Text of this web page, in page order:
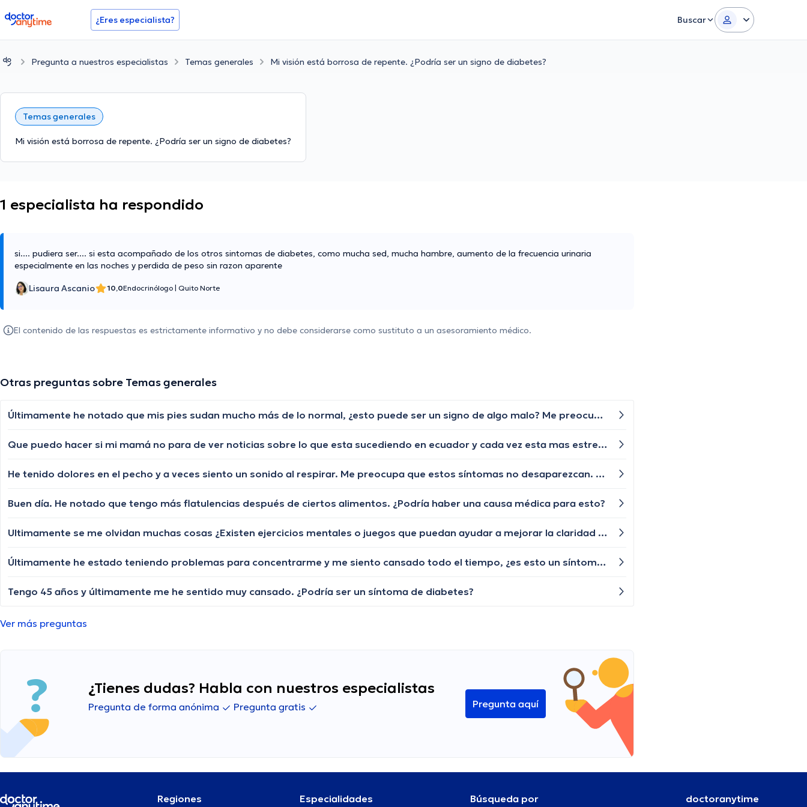
doctoranytime ¿Eres especialista? Buscar
Pregunta a nuestros especialistas Temas generales Mi visión está borrosa de repente. ¿Podría ser un signo de diabetes?
Temas generales
Mi visión está borrosa de repente. ¿Podría ser un signo de diabetes?
1 especialista ha respondido
si.... pudiera ser.... si esta acompañado de los otros sintomas de diabetes, como mucha sed, mucha hambre, aumento de la frecuencia urinaria
especialmente en las noches y perdida de peso sin razon aparente
Lisaura Ascanio 10,0Endocrinólogo Quito Norte
El contenido de las respuestas es estrictamente informativo y no debe considerarse como sustituto a un asesoramiento médico.
Otras preguntas sobre Temas generales
Últimamente he notado que mis pies sudan mucho más de lo normal, ¿esto puede ser un signo de algo malo? Me preocupa que pueda ser un síntoma de algún problema de salud más serio, y no quiero ignorarlo si es así.
Que puedo hacer si mi mamá no para de ver noticias sobre lo que esta sucediendo en ecuador y cada vez esta mas estresada y asustada? como puedo ayudarla? nos está asustando a todos
He tenido dolores en el pecho y a veces siento un sonido al respirar. Me preocupa que estos síntomas no desaparezcan. ¿Alguien tiene alguna idea de lo que podría estar pasando?
Buen día. He notado que tengo más flatulencias después de ciertos alimentos. ¿Podría haber una causa médica para esto?
Ultimamente se me olvidan muchas cosas ¿Existen ejercicios mentales o juegos que puedan ayudar a mejorar la claridad mental?
Últimamente he estado teniendo problemas para concentrarme y me siento cansado todo el tiempo, ¿es esto un síntoma común de la esclerosis múltiple mujeres o podría estar relacionado con otro problema de salud?
Tengo 45 años y últimamente me he sentido muy cansado. ¿Podría ser un síntoma de diabetes?
Ver más preguntas
¿Tienes dudas? Habla con nuestros especialistas
Pregunta de forma anónima Pregunta gratis Pregunta aquí
Regiones Especialidades Búsqueda por doctoranytime